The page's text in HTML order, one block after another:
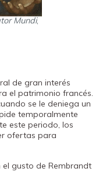
Mundi,
de gran interés
el patrimonio francés.
se le deniega un
temporalmente
este periodo, los
ofertas para
gusto de Rembrandt